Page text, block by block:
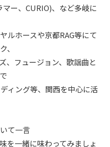
ー、CURIO)、など多岐に
ルホースや京都RAG等にて
、
、フュージョン、歌謡曲と
ィング等、関西を中心に活
て一言
を一緒に味わってみましょ